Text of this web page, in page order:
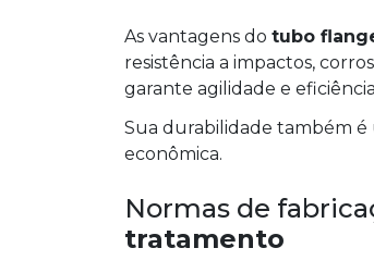
As vantagens do tubo
resistência a impactos,
garante agilidade e
Sua durabilidade também
econômica.
Normas de
tratamento